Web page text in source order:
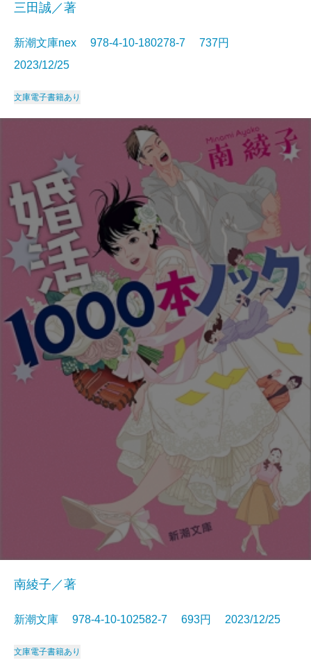
三田誠／著
新潮文庫nex 978-4-10-180278-7 737円
2023/12/25
文庫電子書籍あり
南綾子／著
新潮文庫 978-4-10-102582-7 693円 2023/12/25
文庫電子書籍あり